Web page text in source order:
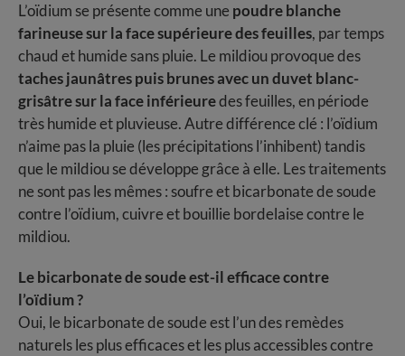
L’oïdium se présente comme une poudre blanche
farineuse sur la face supérieure des feuilles, par temps
chaud et humide sans pluie. Le mildiou provoque des
taches jaunâtres puis brunes avec un duvet blanc-
grisâtre sur la face inférieuredes feuilles, en période
très humide et pluvieuse. Autre différence clé : l’oïdium
n’aime pas la pluie (les précipitations l’inhibent) tandis
que le mildiou se développe grâce à elle. Les traitements
ne sont pas les mêmes : soufre et bicarbonate de soude
contre l’oïdium, cuivre et bouillie bordelaise contre le
mildiou.
Le bicarbonate de soude est-il efficace contre
l’oïdium ?
Oui, le bicarbonate de soude est l’un des remèdes
naturels les plus efficaces et les plus accessibles contre